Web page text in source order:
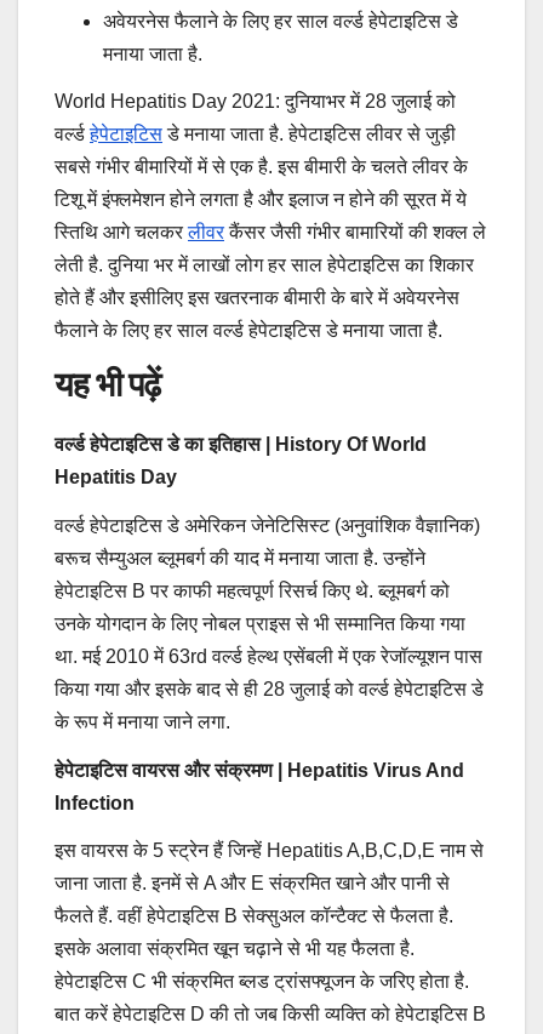
अवेयरनेस फैलाने के लिए हर साल वर्ल्ड हेपेटाइटिस डे
मनाया जाता है.
World Hepatitis Day 2021: दुनियाभर में 28 जुलाई को
वर्ल्डहेपेटाइटिसडे मनाया जाता है. हेपेटाइटिस लीवर से जुड़ी
सबसे गंभीर बीमारियों में से एक है. इस बीमारी के चलते लीवर के
टिशू में इंफ्लमेशन होने लगता है और इलाज न होने की सूरत में ये
स्तिथि आगे चलकरलीवरकैंसर जैसी गंभीर बामारियों की शक्ल ले
लेती है. दुनिया भर में लाखों लोग हर साल हेपेटाइटिस का शिकार
होते हैं और इसीलिए इस खतरनाक बीमारी के बारे में अवेयरनेस
फैलाने के लिए हर साल वर्ल्ड हेपेटाइटिस डे मनाया जाता है.
यह भी पढ़ें
वर्ल्ड हेपेटाइटिस डे का इतिहास | History Of World
Hepatitis Day
वर्ल्ड हेपेटाइटिस डे अमेरिकन जेनेटिसिस्ट (अनुवांशिक वैज्ञानिक)
बरूच सैम्युअल ब्लूमबर्ग की याद में मनाया जाता है. उन्होंने
हेपेटाइटिस B पर काफी महत्वपूर्ण रिसर्च किए थे. ब्लूमबर्ग को
उनके योगदान के लिए नोबल प्राइस से भी सम्मानित किया गया
था. मई 2010 में 63rd वर्ल्ड हेल्थ एसेंबली में एक रेजॉल्यूशन पास
किया गया और इसके बाद से ही 28 जुलाई को वर्ल्ड हेपेटाइटिस डे
के रूप में मनाया जाने लगा.
हेपेटाइटिस वायरस और संक्रमण | Hepatitis Virus And
Infection
इस वायरस के 5 स्ट्रेन हैं जिन्हें Hepatitis A,B,C,D,E नाम से
जाना जाता है. इनमें से A और E संक्रमित खाने और पानी से
फैलते हैं. वहीं हेपेटाइटिस B सेक्सुअल कॉन्टैक्ट से फैलता है.
इसके अलावा संक्रमित खून चढ़ाने से भी यह फैलता है.
हेपेटाइटिस C भी संक्रमित ब्लड ट्रांसफ्यूजन के जरिए होता है.
बात करें हेपेटाइटिस D की तो जब किसी व्यक्ति को हेपेटाइटिस B